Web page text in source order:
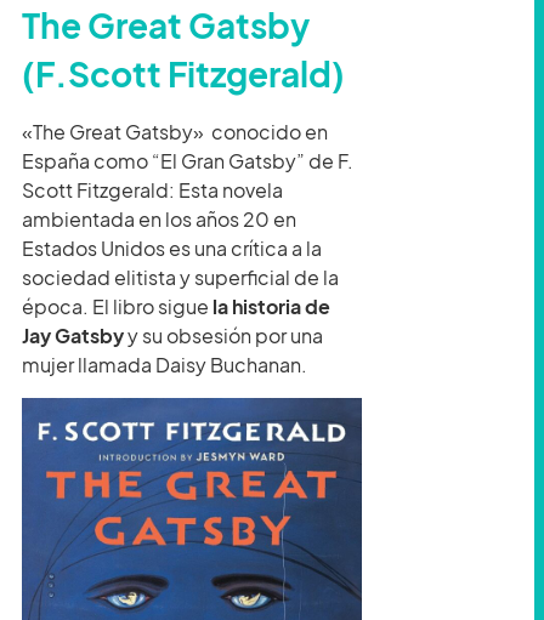
The Great Gatsby
(F.Scott Fitzgerald)
«The Great Gatsby» conocido en
España como “El Gran Gatsby” de F.
Scott Fitzgerald: Esta novela
ambientada en los años 20 en
Estados Unidos es una crítica a la
sociedad elitista y superficial de la
época. El libro sigue la historia de
Jay Gatsbyy su obsesión por una
mujer llamada Daisy Buchanan.